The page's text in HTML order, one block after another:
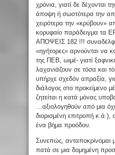
χρόνια, γιατί δε δέχονται
άποψη ή σωστότερα την
χειρότερα την «κρύβουν»
κορυφαίο παράδειγμα
ΑΠΟΨΕΙΣ 182 !!!
«ηγήτορες» αρνούνται να
της ΠΕΒ, ωιμέ- γιατί
λαχανιάζουν σε τόσα και
υπήρχε σχεδόν απραξία,
διάλογος στο προκείμενο
ζητείται η κατά μόνας
…αξιολογηθούν από μια
διορισμένη επιτροπή κ.ά.),
ένα βήμα προόδου.
Συνεπώς, ανταποκρίνομαι
πατά σε μια δομημένη